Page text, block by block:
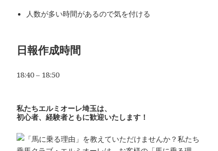
人数が多い時間があるので気を付ける
日報作成時間
18:40 – 18:50
私たちエルミオーレ埼玉は、
初心者、経験者ともに歓迎いたします！